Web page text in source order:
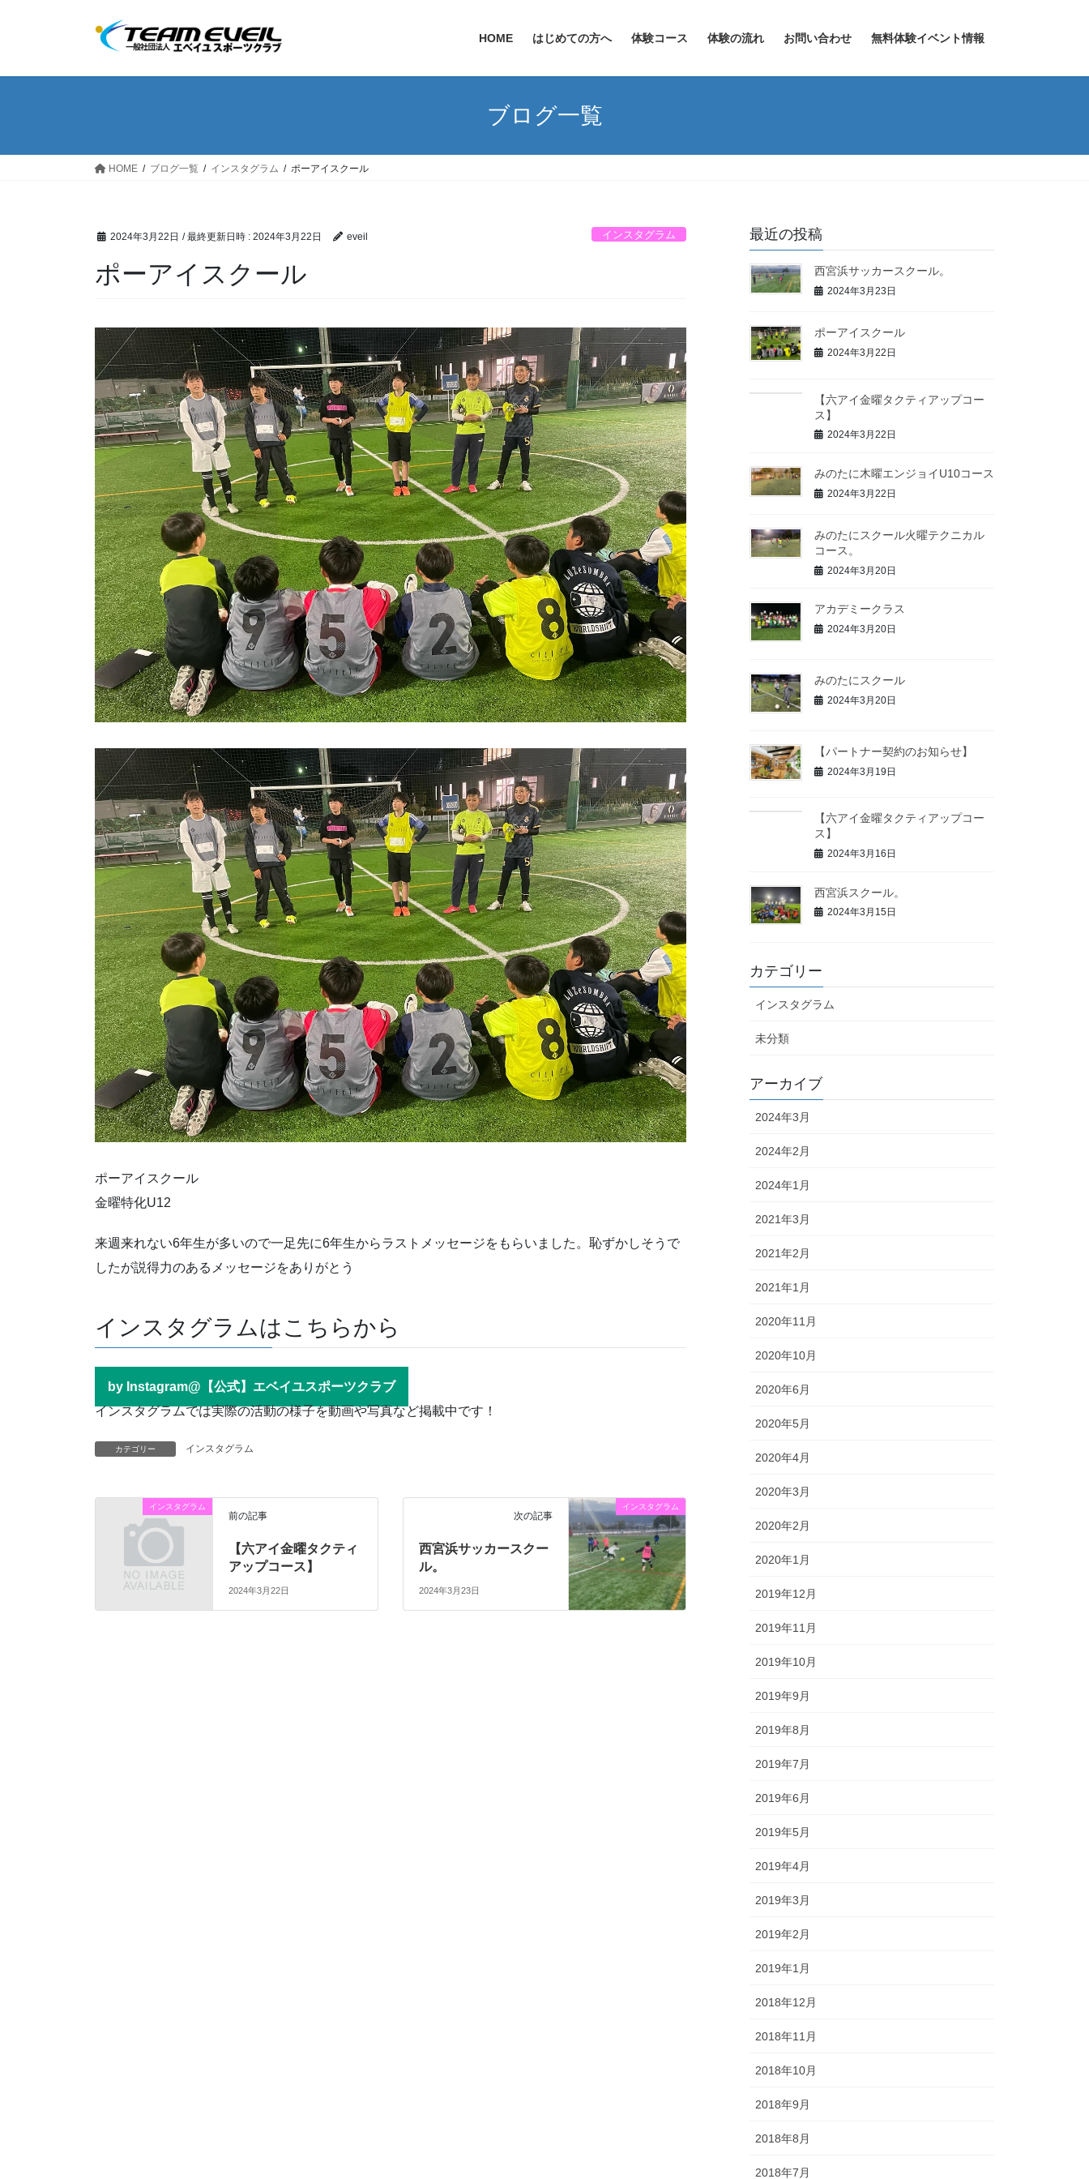
HOME はじめての方へ 体験コース 体験の流れ お問い合わせ 無料体験イベント情報
ブログ一覧
HOME ブログ一覧 インスタグラム ポーアイスクール
2024年3月22日 / 最終更新日時 : 2024年3月22日 eveil インスタグラム
ポーアイスクール
ポーアイスクール
金曜特化U12
来週来れない6年生が多いので一足先に6年生からラストメッセージをもらいました。恥ずかしそうで
したが説得力のあるメッセージをありがとう
インスタグラムはこちらから
by Instagram@【公式】エベイユスポーツクラブ
インスタグラムでは実際の活動の様子を動画や写真など掲載中です！
カテゴリー インスタグラム
インスタグラム
前の記事
【六アイ金曜タクティ
アップコース】
2024年3月22日
インスタグラム
次の記事
西宮浜サッカースクー
ル。
2024年3月23日
最近の投稿
西宮浜サッカースクール。
2024年3月23日
ポーアイスクール
2024年3月22日
【六アイ金曜タクティアップコー
ス】
2024年3月22日
みのたに木曜エンジョイU10コース
2024年3月22日
みのたにスクール火曜テクニカル
コース。
2024年3月20日
アカデミークラス
2024年3月20日
みのたにスクール
2024年3月20日
【パートナー契約のお知らせ】
2024年3月19日
【六アイ金曜タクティアップコー
ス】
2024年3月16日
西宮浜スクール。
2024年3月15日
カテゴリー
インスタグラム
未分類
アーカイブ
2024年3月
2024年2月
2024年1月
2021年3月
2021年2月
2021年1月
2020年11月
2020年10月
2020年6月
2020年5月
2020年4月
2020年3月
2020年2月
2020年1月
2019年12月
2019年11月
2019年10月
2019年9月
2019年8月
2019年7月
2019年6月
2019年5月
2019年4月
2019年3月
2019年2月
2019年1月
2018年12月
2018年11月
2018年10月
2018年9月
2018年8月
2018年7月